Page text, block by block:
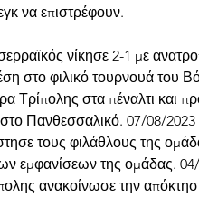
να επιστρέφουν.
νίκησε 2-1 με
στο φιλικό τουρνουά του
Τρίπολης στα πέναλτι και
Πανθεσσαλικό. 07/08/
τους φιλάθλους της
εμφανίσεων της ομάδας.
ανακοίνωσε την